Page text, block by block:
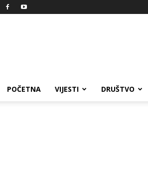
POČETNA VIJESTI DRUŠTVO